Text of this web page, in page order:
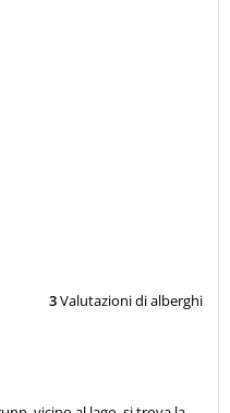
3Valutazioni di alberghi